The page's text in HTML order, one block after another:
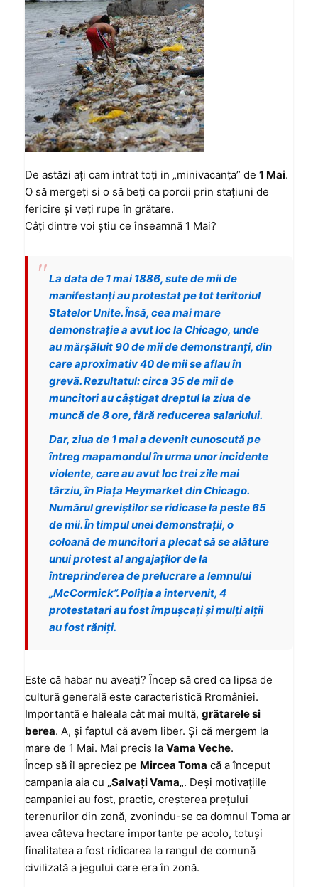
De astăzi aţi cam intrat toţi in „minivacanţa” de 1 Mai.
O să mergeţi si o să beţi ca porcii prin staţiuni de
fericire şi veţi rupe în grătare.
Câţi dintre voi ştiu ce înseamnă 1 Mai?
La data de 1 mai 1886, sute de mii de
manifestanţi au protestat pe tot teritoriul
Statelor Unite. Însă, cea mai mare
demonstraţie a avut loc la Chicago, unde
au mărşăluit 90 de mii de demonstranţi, din
care aproximativ 40 de mii se aflau în
grevă. Rezultatul: circa 35 de mii de
muncitori au câştigat dreptul la ziua de
muncă de 8 ore, fără reducerea salariului.
Dar, ziua de 1 mai a devenit cunoscută pe
întreg mapamondul în urma unor incidente
violente, care au avut loc trei zile mai
târziu, în Piaţa Heymarket din Chicago.
Numărul greviştilor se ridicase la peste 65
de mii. În timpul unei demonstraţii, o
coloană de muncitori a plecat să se alăture
unui protest al angajaţilor de la
întreprinderea de prelucrare a lemnului
„McCormick”. Poliţia a intervenit, 4
protestatari au fost împuşcaţi şi mulţi alţii
au fost răniţi.
Este că habar nu aveaţi? Încep să cred ca lipsa de
cultură generală este caracteristică Rromâniei.
Importantă e haleala cât mai multă, grătarele si
berea. A, şi faptul că avem liber. Şi că mergem la
mare de 1 Mai. Mai precis la Vama Veche.
Încep să îl apreciez pe Mircea Toma că a început
campania aia cu „Salvaţi Vama„. Deşi motivaţiile
campaniei au fost, practic, creşterea preţului
terenurilor din zonă, zvonindu-se ca domnul Toma ar
avea câteva hectare importante pe acolo, totuşi
finalitatea a fost ridicarea la rangul de comună
civilizată a jegului care era în zonă.